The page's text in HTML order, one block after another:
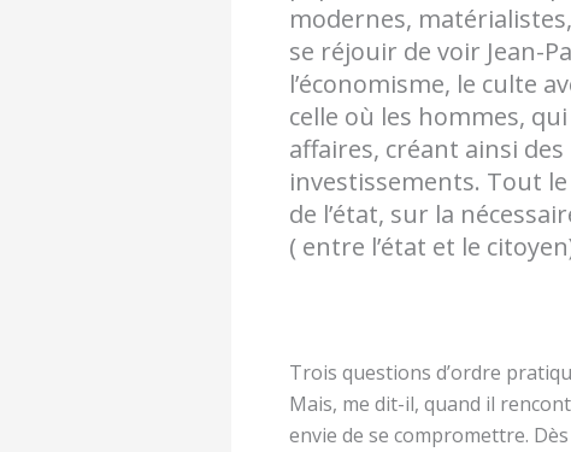
modernes,
se réjouir de voir Jean-
l’économisme, le culte
celle où les hommes,
affaires, créant ainsi
investissements. Tout
de l’état, sur la
( entre l’état et le
Trois questions d’ordre
Mais, me dit-il, quand il
envie de se compromettre. Dès